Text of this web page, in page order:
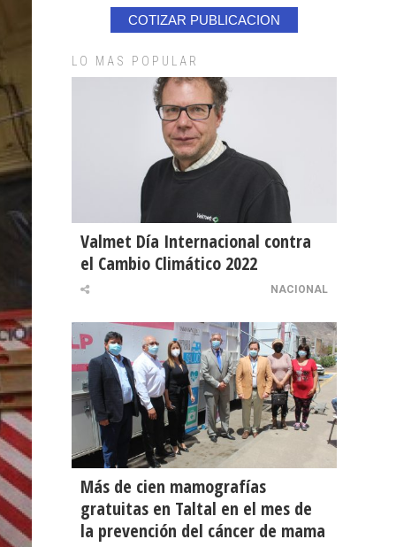
COTIZAR PUBLICACION
LO MAS POPULAR
Valmet Día Internacional contra
el Cambio Climático 2022
NACIONAL
Más de cien mamografías
gratuitas en Taltal en el mes de
la prevención del cáncer de mama